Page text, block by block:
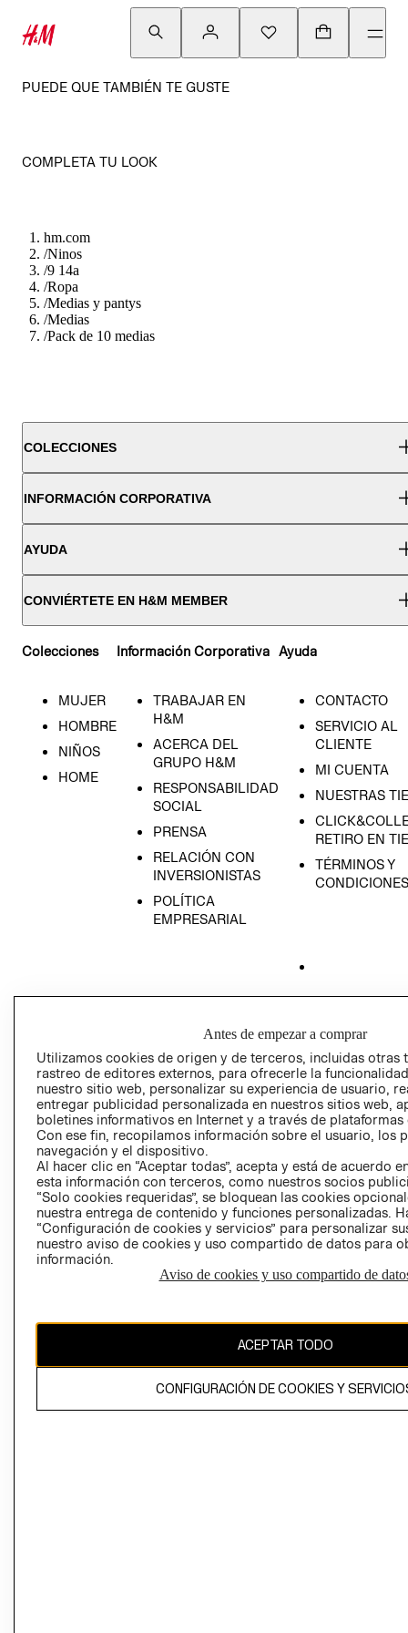
PUEDE QUE TAMBIÉN TE GUSTE
COMPLETA TU LOOK
hm.com
/Ninos
/9 14a
/Ropa
/Medias y pantys
/Medias
/Pack de 10 medias
COLECCIONES
INFORMACIÓN CORPORATIVA
AYUDA
CONVIÉRTETE EN H&M MEMBER
Colecciones
MUJER
HOMBRE
NIÑOS
HOME
Información Corporativa
TRABAJAR EN
H&M
ACERCA DEL
GRUPO H&M
RESPONSABILIDAD
SOCIAL
PRENSA
RELACIÓN CON
INVERSIONISTAS
POLÍTICA
EMPRESARIAL
Ayuda
CONTACTO
SERVICIO AL
CLIENTE
MI CUENTA
NUESTRAS
RETIRO EN
TÉRMINOS Y
CONDICIONES
GIFT CARD
AVISO DE
Perú (S/)
CAMBIAR REGIÓN
propiedad de H&M Hennes & Mauritz AB
Antes de empezar a comprar
Utilizamos cookies de origen y de terceros, incluidas otras
rastreo de editores externos, para ofrecerle la
nuestro sitio web, personalizar su experiencia de usuario,
entregar publicidad personalizada en nuestros sitios web,
boletines informativos en Internet y a través de plataformas
Con ese fin, recopilamos información sobre el usuario, los
navegación y el dispositivo.
Al hacer clic en “Aceptar todas”, acepta y está de acuerdo
esta información con terceros, como nuestros socios
“Solo cookies requeridas”, se bloquean las cookies
nuestra entrega de contenido y funciones personalizadas.
“Configuración de cookies y servicios” para personalizar
nuestro aviso de cookies y uso compartido de datos para
información.
Aviso de cookies y uso compartido de
ACEPTAR TODO
CONFIGURACIÓN DE COOKIES Y